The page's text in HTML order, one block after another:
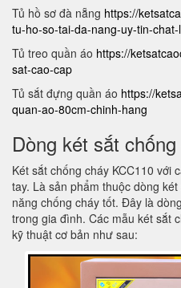
Tủ hồ sơ đà nẵng https://
tu-ho-so-tai-da-nang-uy-tin-chat-
Tủ treo quần áo https://
sat-cao-cap
Tủ sắt đựng quần áo https://
quan-ao-80cm-chinh-hang
Dòng két sắt
Két sắt chống cháy KCC110 với
tay. Là sản phẩm thuộc dòng
năng chống cháy tốt. Đây là
trong gia đình. Các mẫu két sắt
kỹ thuật cơ bản như sau: